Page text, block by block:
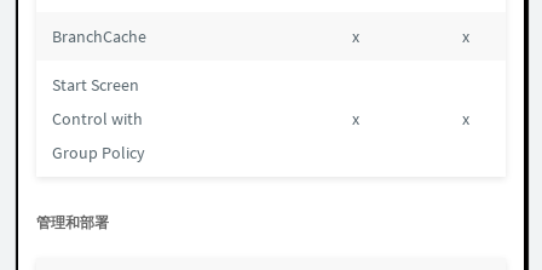
BranchCache x x
Start Screen
Control with
Group Policy
x x
管理和部署